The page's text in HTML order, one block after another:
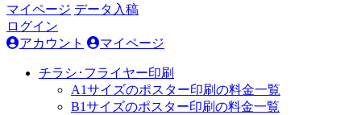
マイページ データ入稿
ログイン
アカウント
マイページ
チラシ･フライヤー印刷
A1サイズのポスター印刷の料金一覧
B1サイズのポスター印刷の料金一覧